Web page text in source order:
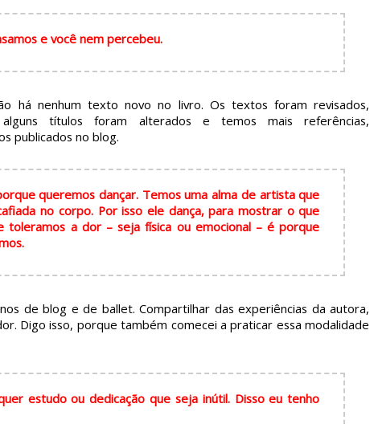
e você nem percebeu.
há nenhum texto novo no livro. Os textos foram revisados,
alguns títulos foram alterados e temos mais referências,
publicados no blog.
queremos dançar. Temos uma alma de artista que
no corpo. Por isso ele dança, para mostrar o que
toleramos a dor – seja física ou emocional – é porque
de blog e de ballet. Compartilhar das experiências da autora,
Digo isso, porque também comecei a praticar essa modalidade
estudo ou dedicação que seja inútil. Disso eu tenho